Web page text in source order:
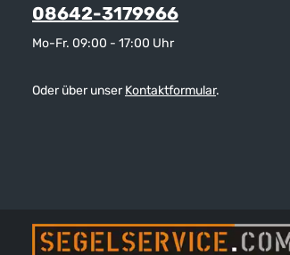
Kontrollleinen - Flaggenfall u.v.m. Eine
können, finden Sie unter dem Reiter "Media".
08642-3179966
Mo-Fr. 09:00 - 17:00 Uhr
Oder über unserKontaktformular.